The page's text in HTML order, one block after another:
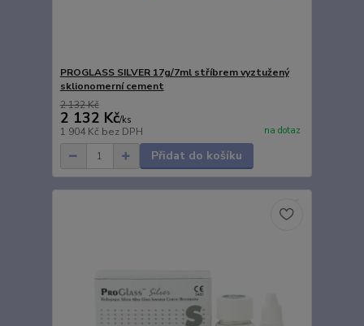
PROGLASS SILVER 17g/7ml stříbrem vyztužený
sklionomerní cement
2 132 Kč
2 132 Kč/ks
1 904 Kč bez DPH na dotaz
Přidat do košíku